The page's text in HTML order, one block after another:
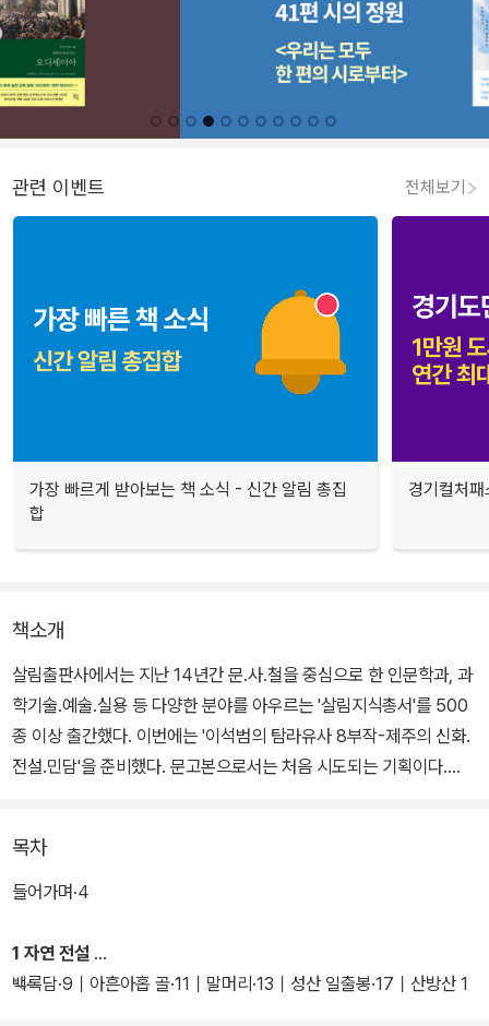
관련 이벤트 전체보기
가장 빠르게 받아보는 책 소식 - 신간 알림 총집
합
경기컬처
책소개
살림출판사에서는 지난 14년간 문.사.철을 중심으로 한 인문학과, 과
학기술.예술.실용 등 다양한 분야를 아우르는 '살림지식총서'를 500
종 이상 출간했다. 이번에는 '이석범의 탐라유사 8부작-제주의 신화.
전설.민담'을 준비했다. 문고본으로서는 처음 시도되는 기획이다.
주도 전설 편편들을 총망라.집성했다는 점이다. 거기에다 그간 채록
은 되었으나 현대어로 옮겨지지 않은 것들을 다수 포함하여 기존의
로 설정하여 제주민들의 소망과 한계의식 등을 한눈에 살펴볼 수 있
도록 했다.
목차
들어가며·4
1 자연 전설
백록담·9｜아흔아홉 골·11｜말머리·13｜성산 일출봉·17｜산방산 1